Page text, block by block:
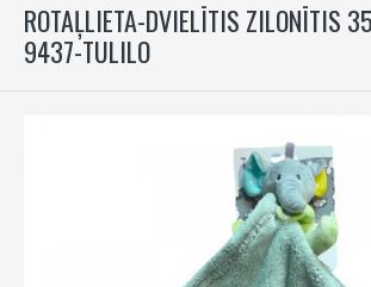
ROTAĻLIETA-DVIELĪTIS ZILONĪTIS
9437-TULILO